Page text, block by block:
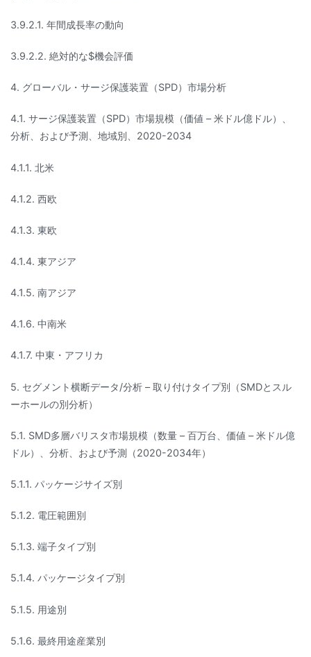
3.9.2.1. 年間成長率の動向
3.9.2.2. 絶対的な$機会評価
4. グローバル・サージ保護装置（SPD）市場分析
4.1. サージ保護装置（SPD）市場規模（価値 – 米ドル億ドル）、
分析、および予測、地域別、2020-2034
4.1.1. 北米
4.1.2. 西欧
4.1.3. 東欧
4.1.4. 東アジア
4.1.5. 南アジア
4.1.6. 中南米
4.1.7. 中東・アフリカ
5. セグメント横断データ/分析 – 取り付けタイプ別（SMDとスル
ーホールの別分析）
5.1. SMD多層バリスタ市場規模（数量 – 百万台、価値 – 米ドル億
ドル）、分析、および予測（2020-2034年）
5.1.1. パッケージサイズ別
5.1.2. 電圧範囲別
5.1.3. 端子タイプ別
5.1.4. パッケージタイプ別
5.1.5. 用途別
5.1.6. 最終用途産業別